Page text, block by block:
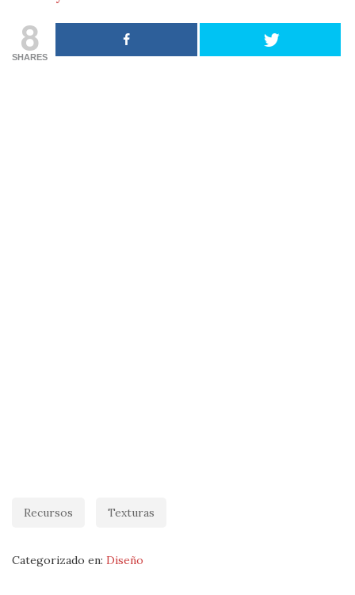
8
SHARES
Recursos Texturas
Categorizado en: Diseño